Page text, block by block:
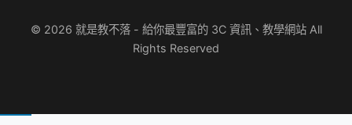
© 2026 就是教不落 - 給你最豐富的 3C 資訊、教學網站 All
Rights Reserved